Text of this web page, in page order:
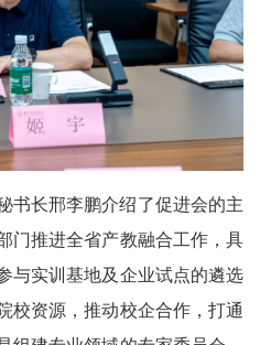
书长邢李鹏介绍了促进会的主
门推进全省产教融合工作，具
与实训基地及企业试点的遴选
校资源，推动校企合作，打通